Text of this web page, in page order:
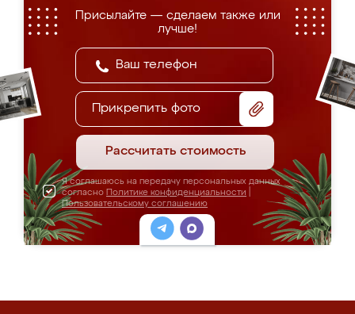
Присылайте — сделаем также или
лучше!
Прикрепить фото
Рассчитать стоимость
Я соглашаюсь на передачу персональных данных
согласно Политике конфиденциальности
Пользовательскому соглашению